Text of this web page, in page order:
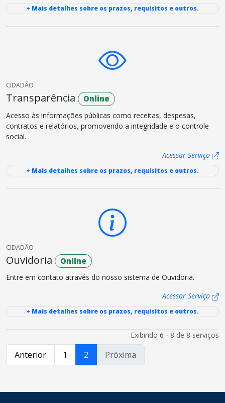
+ Mais detalhes sobre os prazos, requisitos e outros.
CIDADÃO
Transparência Online
Acesso às informações públicas como receitas, despesas,
contratos e relatórios, promovendo a integridade e o controle
social.
Acessar Serviço
+ Mais detalhes sobre os prazos, requisitos e outros.
CIDADÃO
Ouvidoria Online
Entre em contato através do nosso sistema de Ouvidoria.
Acessar Serviço
+ Mais detalhes sobre os prazos, requisitos e outros.
Exibindo 6 - 8 de 8 serviços
Anterior 1 2 Próxima